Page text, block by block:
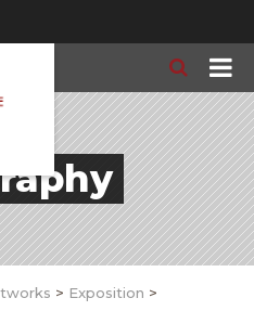
> Exposition >